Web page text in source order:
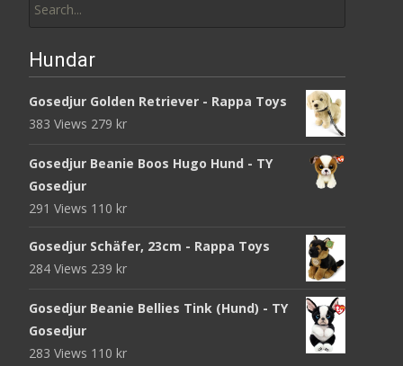
for:
Hundar
Gosedjur Golden Retriever - Rappa Toys
383 Views 279 kr
Gosedjur Beanie Boos Hugo Hund - TY
Gosedjur
291 Views 110 kr
Gosedjur Schäfer, 23cm - Rappa Toys
284 Views 239 kr
Gosedjur Beanie Bellies Tink (Hund) - TY
Gosedjur
283 Views 110 kr